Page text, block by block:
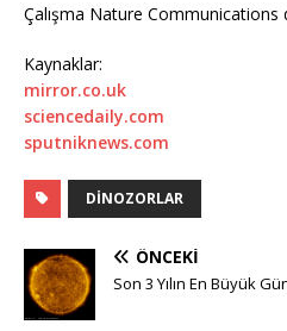
Çalışma Nature Communications
Kaynaklar:
mirror.co.uk
sciencedaily.com
sputniknews.com
DINOZORLAR
ÖNCEKI
Son 3 Yılın En Büyük